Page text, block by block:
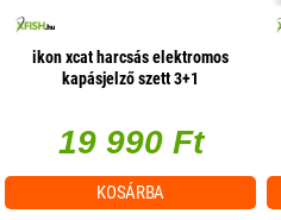
ikon xcat harcsás elektromos
kapásjelző szett 3+1
19 990 Ft
KOSÁRBA